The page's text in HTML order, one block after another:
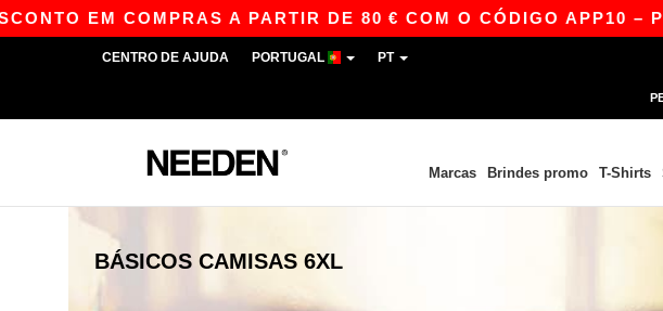
EM COMPRAS A PARTIR DE 80 € COM O CÓDIGO APP10 –
CENTRO DE AJUDA PORTUGAL PT
Marcas Brindes promo T-Shirts
BÁSICOS CAMISAS 6XL